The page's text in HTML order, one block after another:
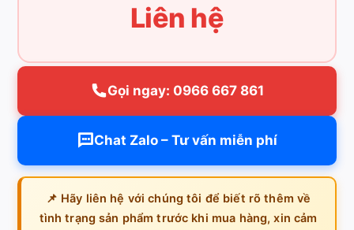
Liên hệ
Gọi ngay: 0966 667 861
Chat Zalo – Tư vấn miễn phí
📌 Hãy liên hệ với chúng tôi để biết rõ thêm về
tình trạng sản phẩm trước khi mua hàng, xin cảm